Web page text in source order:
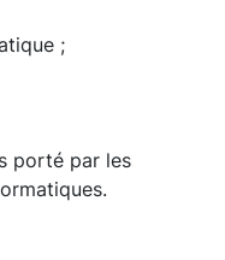
;
porté par les